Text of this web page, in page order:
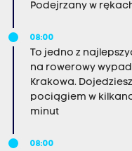
Podejrzany w
08:00
To jedno z
na rowerowy wypad
Krakowa.
pociągiem w
minut
08:00